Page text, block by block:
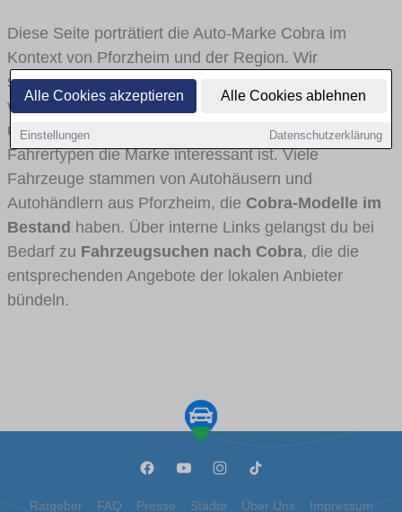
Alle Cookies akzeptieren Alle Cookies ablehnen
Einstellungen Datenschutzerklärung
Diese Seite porträtiert die Auto-Marke Cobra im
Kontext von Pforzheim und der Region. Wir
skizzieren, in welchen Fahrzeugklassen Cobra stark
vertreten ist, welche Modellreihen häufig im Stadt-
und Umlandverkehr zu sehen sind und für welche
Fahrertypen die Marke interessant ist. Viele
Fahrzeuge stammen von Autohäusern und
Autohändlern aus Pforzheim, die Cobra-Modelle im
Bestand haben. Über interne Links gelangst du bei
Bedarf zu Fahrzeugsuchen nach Cobra, die die
entsprechenden Angebote der lokalen Anbieter
bündeln.
Ratgeber FAQ Presse Städte Über Uns Impressum